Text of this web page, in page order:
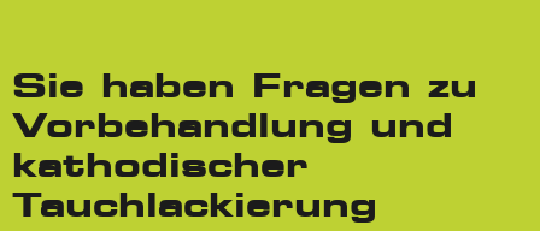
Sie haben Fragen zu
Vorbehandlung und
kathodischer
Tauchlackierung